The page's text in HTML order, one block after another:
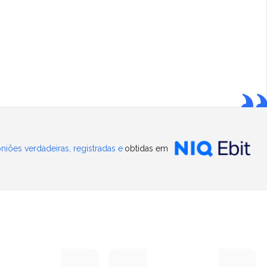
verdadeiras, registradas e obtidas em